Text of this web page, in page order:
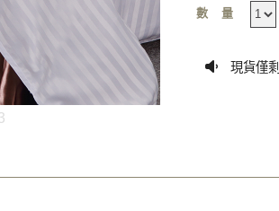
數量
現貨僅剩